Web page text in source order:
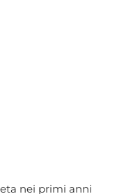
nei primi anni